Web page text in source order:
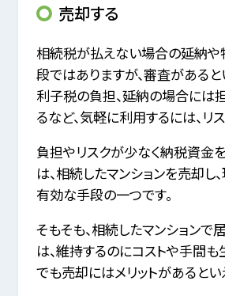
売却する
相続税が払えない場合の延納
段ではありますが、審査がある
利子税の負担、延納の場合には
るなど、気軽に利用するには、リ
負担やリスクが少なく納税資金
は、相続したマンションを売却し
有効な手段の一つです。
そもそも、相続したマンションで
は、維持するのにコストや手間も
でも売却にはメリットがあるとい